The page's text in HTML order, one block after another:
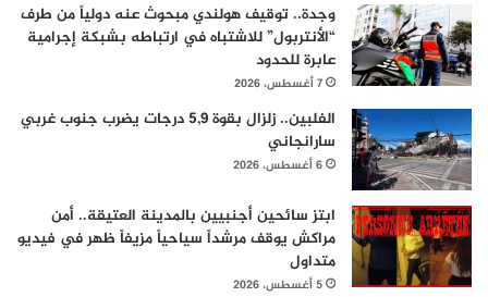
وجدة.. توقيف هولندي مبحوث عنه دولياً من طرف
“الأنتربول” للاشتباه في ارتباطه بشبكة إجرامية
عابرة للحدود
7 أغسطس، 2026
الفلبين.. زلزال بقوة 5,9 درجات يضرب جنوب غربي
سارانجاني
6 أغسطس، 2026
ابتز سائحين أجنبيين بالمدينة العتيقة.. أمن
مراكش يوقف مرشداً سياحياً مزيفاً ظهر في فيديو
متداول
5 أغسطس، 2026